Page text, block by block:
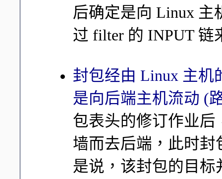
后确定是向 Linux 主
过 filter 的 INPUT 链
封包经由 Linux 主机
是向后端主机流动 (
包表头的修订作业
墙而去后端，此时封
是说，该封包的目